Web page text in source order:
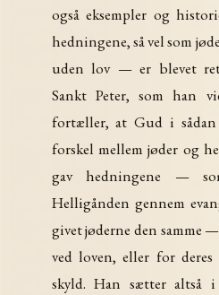
også eksempler og
hedningene, så vel som
uden lov — er blevet
Sankt Peter, som han
fortæller, at Gud i
forskel mellem jøder og
gav hedningene —
Helligånden gennem
givet jøderne den samme
ved loven, eller for
skyld. Han sætter altså